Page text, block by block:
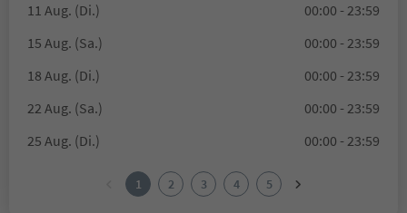
11 Aug. (Di.)
00:00 - 23:59
15 Aug. (Sa.)
00:00 - 23:59
18 Aug. (Di.)
00:00 - 23:59
22 Aug. (Sa.)
00:00 - 23:59
25 Aug. (Di.)
00:00 - 23:59
1 2 3 4 5